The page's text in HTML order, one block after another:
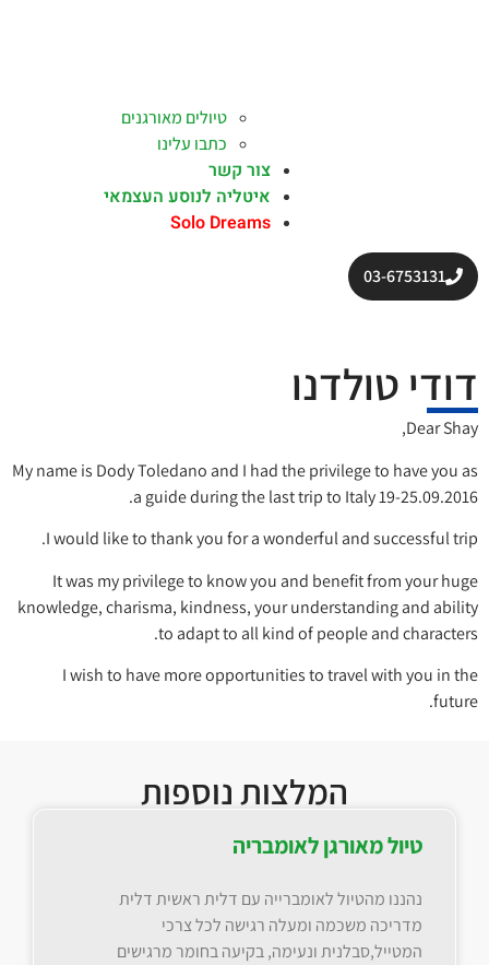
03-6753131
טיולים מאורגנים
כתבו עלינו
צור קשר
איטליה לנוסע העצמאי
Solo Dreams
דודי טולדנו
Dear Shay,
My name is Dody Toledano and I had the privilege to have you as
a guide during the last trip to Italy 19-25.09.2016.
I would like to thank you for a wonderful and successful trip.
It was my privilege to know you and benefit from your huge
knowledge, charisma, kindness, your understanding and ability
to adapt to all kind of people and characters.
I wish to have more opportunities to travel with you in the
future.
המלצות נוספות
טיול מאורגן לאומבריה
נהננו מהטיול לאומברייה עם דלית ראשית דלית
מדריכה משכמה ומעלה רגישה לכל צרכי
המטייל,סבלנית ונעימה, בקיעה בחומר מרגישים